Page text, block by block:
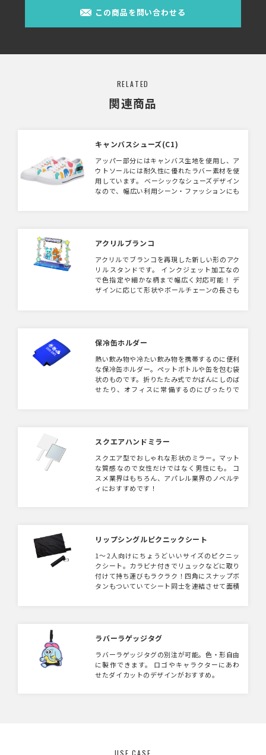
この商品を問い合わせる
RELATED
関連商品
キャンバスシューズ(C1)
アッパー部分にはキャンバス生地を使用し、ア
ウトソールには耐久性に優れたラバー素材を使
用しています。 ベーシックなシューズデザイン
なので、幅広い利用シーン・ファッションにも
アクリルブランコ
アクリルでブランコを再現した新しい形のアク
リルスタンドです。 インクジェット加工なの
で色指定や細かな柄まで幅広く対応可能！ デ
ザインに応じて形状やボールチェーンの長さも
保冷缶ホルダー
熱い飲み物や冷たい飲み物を携帯するのに便利
な保冷缶ホルダー。ペットボトルや缶を包む袋
状のものです。折りたたみ式でかばんにしのば
せたり、オフィスに常備するのにぴったりで
作も可能です、ご相談ください。
スクエアハンドミラー
スクエア型でおしゃれな形状のミラー。マット
な質感なので女性だけではなく男性にも。 コ
スメ業界はもちろん、アパレル業界のノベルテ
ィにおすすめです！
リップシングルピクニックシート
1〜2人向けにちょうどいいサイズのピクニッ
クシート。カラビナ付きでリュックなどに取り
付けて持ち運びもラクラク！四角にスナップボ
タンもついていてシート同士を連結させて面積
すすめのアイテムです♪
ラバーラゲッジタグ
ラバーラゲッジタグの別注が可能。色・形自由
に製作できます。 ロゴやキャラクターにあわ
せたダイカットのデザインがおすすめ。